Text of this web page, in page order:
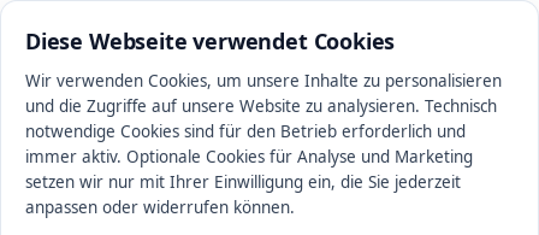
Diese Webseite verwendet Cookies
Wir verwenden Cookies, um unsere Inhalte zu personalisieren
und die Zugriffe auf unsere Website zu analysieren. Technisch
notwendige Cookies sind für den Betrieb erforderlich und
immer aktiv. Optionale Cookies für Analyse und Marketing
setzen wir nur mit Ihrer Einwilligung ein, die Sie jederzeit
anpassen oder widerrufen können.